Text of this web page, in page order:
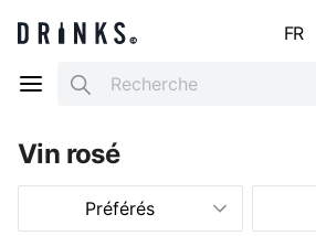
FR
Search
Vin rosé
Préférés